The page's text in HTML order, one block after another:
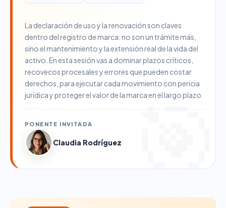
La declaración de uso y la renovación son claves
dentro del registro de marca: no son un trámite más,
sino el mantenimiento y la extensión real de la vida del
activo. En esta sesión vas a dominar plazos críticos,
recovecos procesales y errores que pueden costar
derechos, para ejecutar cada movimiento con pericia
jurídica y proteger el valor de la marca en el largo plazo.
PONENTE INVITADA
Claudia Rodríguez